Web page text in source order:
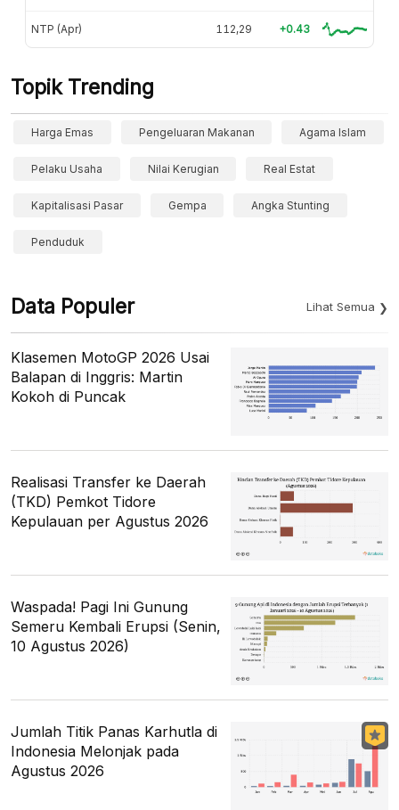
NTP (Apr) 112,29 +0.43
Topik Trending
Harga Emas Pengeluaran Makanan Agama Islam
Pelaku Usaha Nilai Kerugian Real Estat
Kapitalisasi Pasar Gempa Angka Stunting
Penduduk
Data Populer Lihat Semua
Klasemen MotoGP 2026 Usai
Balapan di Inggris: Martin
Kokoh di Puncak
Realisasi Transfer ke Daerah
(TKD) Pemkot Tidore
Kepulauan per Agustus 2026
Waspada! Pagi Ini Gunung
Semeru Kembali Erupsi (Senin,
10 Agustus 2026)
Jumlah Titik Panas Karhutla di
Indonesia Melonjak pada
Agustus 2026